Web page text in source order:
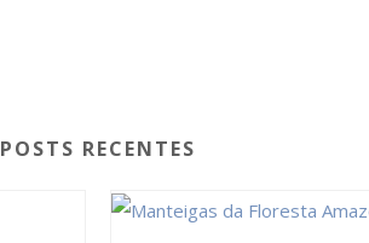
POSTS RECENTES